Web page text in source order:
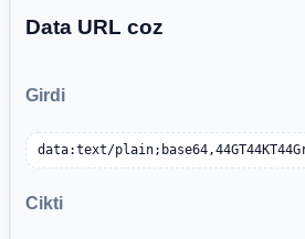
Data URL coz
Girdi
data:text/
Cikti